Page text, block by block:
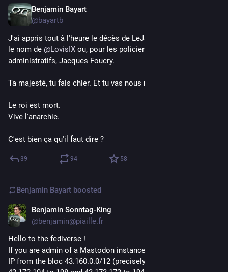
Benjamin Bayart
@bayartb
J'ai appris tout à l'heure le décès de LeJax, aussi connu sous
le nom de @LovisIX ou, pour les policiers et autres
administratifs, Jacques Foucry.
Ta majesté, tu fais chier. Et tu vas nous manquer.
Le roi est mort.
Vive l'anarchie.
C'est bien ça qu'il faut dire ?
39 94 58
Benjamin Bayart boosted
Benjamin Sonntag-King
@benjamin@piaille.fr
Hello to the fediverse !
If you are admin of a Mastodon instance, you should check if
IP from the bloc 43.160.0.0/12 (precisely IPs in the ranges